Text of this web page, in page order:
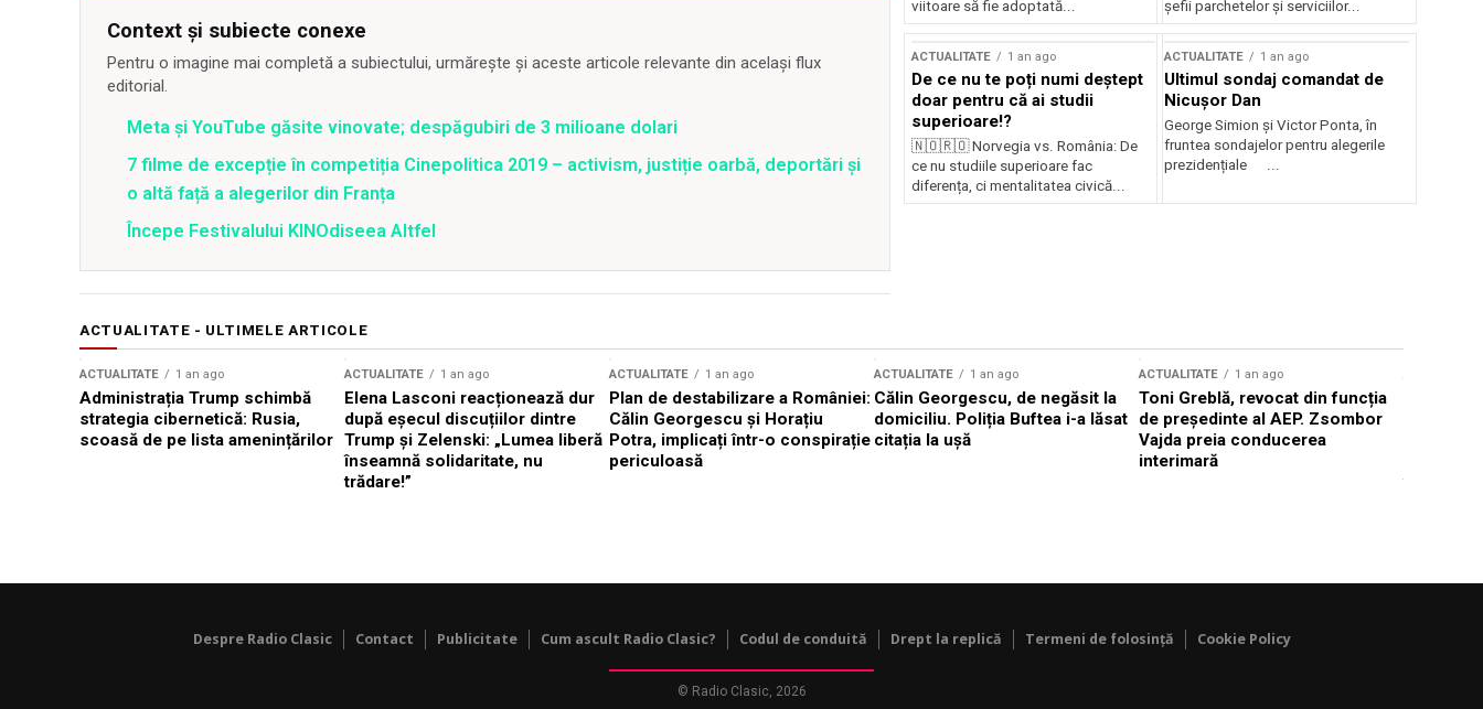
Context și subiecte conexe
Pentru o imagine mai completă a subiectului, urmărește și aceste articole relevante din același flux
editorial.
Meta și YouTube găsite vinovate; despăgubiri de 3 milioane dolari
7 filme de excepție în competiția Cinepolitica 2019 – activism, justiție oarbă, deportări și
o altă față a alegerilor din Franța
Începe Festivalului KINOdiseea Altfel
viitoare să fie adoptată...
șefii parchetelor și serviciilor...
ACTUALITATE 1 an ago
De ce nu te poți numi deștept
doar pentru că ai studii
superioare!?
🇳🇴🇷🇴 Norvegia vs. România: De
ce nu studiile superioare fac
diferența, ci mentalitatea civică...
ACTUALITATE 1 an ago
Ultimul sondaj comandat de
Nicușor Dan
George Simion și Victor Ponta, în
fruntea sondajelor pentru alegerile
prezidențiale ...
ACTUALITATE - ULTIMELE ARTICOLE
ACTUALITATE 1 an ago
Administrația Trump schimbă
strategia cibernetică: Rusia,
scoasă de pe lista amenințărilor
ACTUALITATE 1 an ago
Elena Lasconi reacționează dur
după eșecul discuțiilor dintre
Trump și Zelenski: „Lumea liberă
înseamnă solidaritate, nu
trădare!”
ACTUALITATE 1 an ago
Plan de destabilizare a României:
Călin Georgescu și Horațiu
Potra, implicați într-o conspirație
periculoasă
ACTUALITATE 1 an ago
Călin Georgescu, de negăsit la
domiciliu. Poliția Buftea i-a lăsat
citația la ușă
ACTUALITATE 1 an ago
Toni Greblă, revocat din funcția
de președinte al AEP. Zsombor
Vajda preia conducerea
interimară
Despre Radio Clasic Contact Publicitate Cum ascult Radio Clasic? Codul de conduită Drept la replică Termeni de folosință Cookie Policy
© Radio Clasic, 2026